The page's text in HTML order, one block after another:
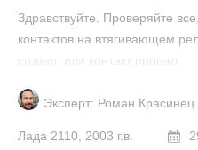
Здравствуйте. Проверяйте
контактов на втягивающем
сгорел, или контакт пропал.
Эксперт: Роман Красинец
Лада 2110 2003 г.в.